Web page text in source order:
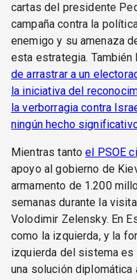
cartas del presidente
campaña contra la
enemigo y su amenaza
esta estrategia.
de arrastrar a un
la iniciativa del
la verborragia contra
ningún hecho
Mientras tantoel PSOE
apoyo al gobierno de
armamento de 1.200
semanas durante la
Volodimir Zelensky. En
como la izquierda, y la
izquierda del sistema
una solución diplomática